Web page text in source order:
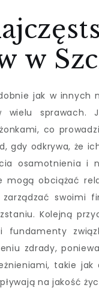
w
jak w
sprawach.
co
gdy odkrywa, że
osamotnienia i
mogą obciążać
swoimi
Kolejną
fundamenty
zdrady,
takie
na jakość